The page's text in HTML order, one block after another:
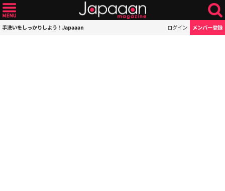
手洗いをしっかりしよう！Japaaan ログイン メンバー登録